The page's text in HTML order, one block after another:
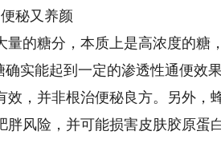
秘又养颜
的糖分，本质上是高浓度的糖
确实能起到一定的渗透性通便效
效，并非根治便秘良方。另外，
风险，并可能损害皮肤胶原蛋